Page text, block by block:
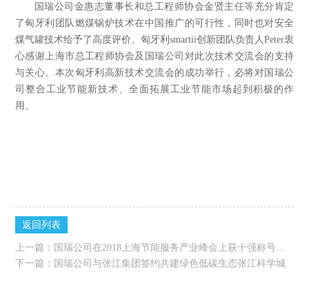
国瑞公司金惠志董事长和总工程师协会金贤主任等充分肯定
了匈牙利团队燃煤锅炉技术在中国推广的可行性，同时也对安全
煤气罐技术给予了高度评价。匈牙利smartii创新团队负责人Peter衷
心感谢上海市总工程师协会及国瑞公司对此次技术交流会的支持
与关心。本次匈牙利高新技术交流会的成功举行，必将对国瑞公
司整合工业节能新技术、全面拓展工业节能市场起到积极的作
用。
返回列表
上一篇： 国瑞公司在2018上海节能服务产业峰会上获十强称号并力推新建项目合同能源管理
下一篇： 国瑞公司与张江集团签约共建绿色低碳生态张江科学城